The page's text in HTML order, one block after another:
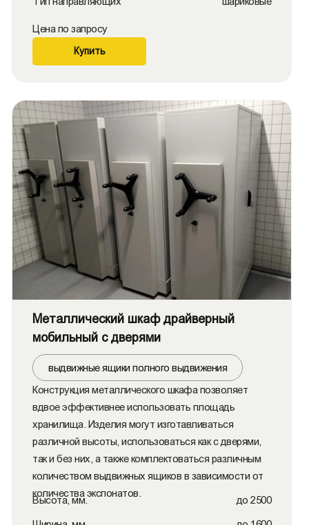
Цена по запросу
Купить
Металлический шкаф драйверный
мобильный с дверями
выдвижные ящики полного выдвижения
Конструкция металлического шкафа позволяет
вдвое эффективнее использовать площадь
хранилища. Изделия могут изготавливаться
различной высоты, использоваться как с дверями,
так и без них, а также комплектоваться различным
количеством выдвижных ящиков в зависимости от
количества экспонатов.
Высота, мм. до 2500